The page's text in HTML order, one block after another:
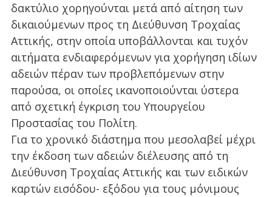
δακτύλιο χορηγούνται μετά από αίτηση των
δικαιούμενων προς τη Διεύθυνση Τροχαίας
Αττικής, στην οποία υποβάλλονται και τυχόν
αιτήματα ενδιαφερόμενων για χορήγηση ιδίων
αδειών πέραν των προβλεπόμενων στην
παρούσα, οι οποίες ικανοποιούνται ύστερα
από σχετική έγκριση του Υπουργείου
Προστασίας του Πολίτη.
Για το χρονικό διάστημα που μεσολαβεί μέχρι
την έκδοση των αδειών διέλευσης από τη
Διεύθυνση Τροχαίας Αττικής και των ειδικών
καρτών εισόδου- εξόδου για τους μόνιμους